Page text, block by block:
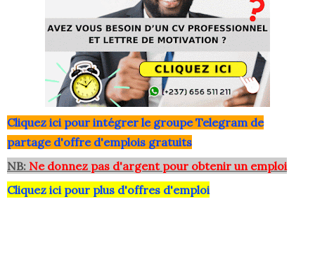
Cliquez ici pour intégrer le groupe Telegram de
partage d'offre d'emplois gratuits
NB: Ne donnez pas d'argent pour obtenir un emploi
Cliquez ici pour plus d'offres d'emploi